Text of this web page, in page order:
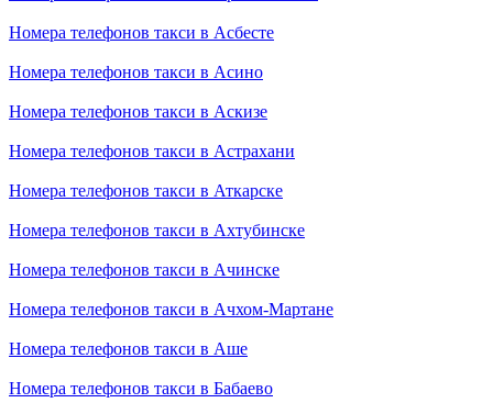
Номера телефонов такси в Асбесте
Номера телефонов такси в Асино
Номера телефонов такси в Аскизе
Номера телефонов такси в Астрахани
Номера телефонов такси в Аткарске
Номера телефонов такси в Ахтубинске
Номера телефонов такси в Ачинске
Номера телефонов такси в Ачхом-Мартане
Номера телефонов такси в Аше
Номера телефонов такси в Бабаево